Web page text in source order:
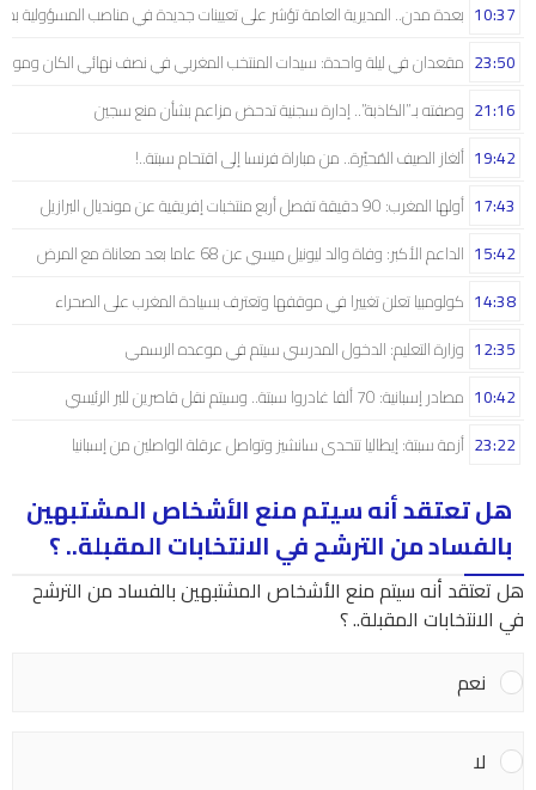
بعدة مدن.. المديرية العامة تؤشر على تعيينات جديدة في مناصب المسؤولية 10:37
مقعدان في ليلة واحدة: سيدات المنتخب المغربي في نصف نهائي الكان 23:50
وصفته بـ”الكاذبة”.. إدارة سجنية تدحض مزاعم بشأن منع سجين 21:16
ألغاز الصيف المُحيّرة.. من مباراة فرنسا إلى اقتحام سبتة..! 19:42
أولها المغرب: 90 دقيقة تفصل أربع منتخبات إفريقية عن مونديال البرازيل 17:43
الداعم الأكبر: وفاة والد ليونيل ميسي عن 68 عاما بعد معاناة مع المرض 15:42
كولومبيا تعلن تغييرا في موقفها وتعترف بسيادة المغرب على الصحراء 14:38
وزارة التعليم: الدخول المدرسي سیتم في موعده الرسمي 12:35
مصادر إسبانية: 70 ألفا غادروا سبتة.. وسيتم نقل قاصرين للبر الرئيسي 10:42
أزمة سبتة: إيطاليا تتحدى سانشيز وتواصل عرقلة الواصلين من إسبانيا 23:22
هل تعتقد أنه سيتم منع الأشخاص المشتبهين
بالفساد من الترشح في الانتخابات المقبلة.. ؟
هل تعتقد أنه سيتم منع الأشخاص المشتبهين بالفساد من الترشح
في الانتخابات المقبلة.. ؟
نعم
لا